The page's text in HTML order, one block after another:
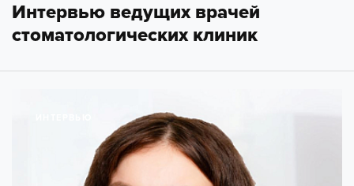
Интервью ведущих врачей
стоматологических клиник